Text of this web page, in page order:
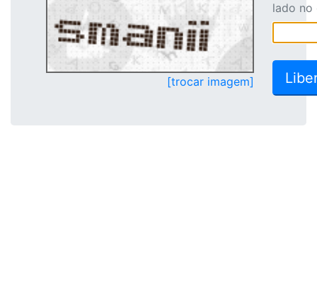
[trocar imagem]
lado no